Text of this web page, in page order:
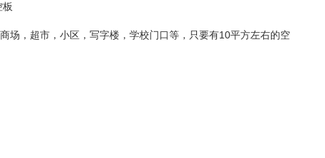
场，超市，小区，写字楼，学校门口等， 只要有10平方左右的空